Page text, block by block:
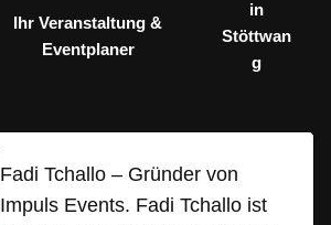
Ihr Veranstaltung &
Eventplaner
in
Stöttwan
g
Fadi Tchallo – Gründer von
Impuls Events. Fadi Tchallo ist